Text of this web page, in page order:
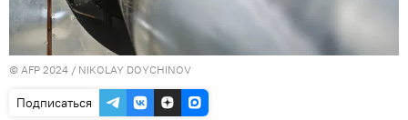
© AFP 2024 / NIKOLAY DOYCHINOV
Подписаться